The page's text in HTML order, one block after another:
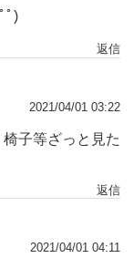
ﾟ)
返信
2021/04/01 03:22
子等ざっと見た
返信
2021/04/01 04:11